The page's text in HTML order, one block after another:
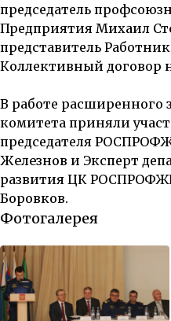
председатель
Предприятия Михаил
представитель
Коллективный договор
В работе расширенного
комитета приняли
председателя
Железнов и Эксперт
развития ЦК
Боровков.
Фотогалерея